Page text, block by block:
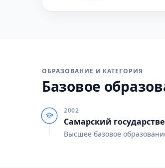
ОБРАЗОВАНИЕ И КАТЕГОРИЯ
Базовое
2002
Самарский
Высшее базовое